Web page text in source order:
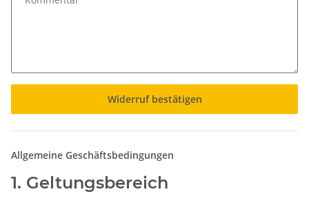
Widerruf bestätigen
Allgemeine Geschäftsbedingungen
1. Geltungsbereich